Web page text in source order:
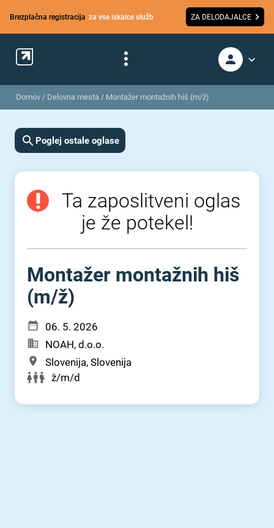
Brezplačna registracija za vse iskalce služb ZA DELODAJALCE
Domov / Delovna mesta / Montažer montažnih hiš (m/ž)
Poglej ostale oglase
Ta zaposlitveni oglas
je že potekel!
Montažer montažnih hiš
(m⁠/⁠ž)
06. 5. 2026
NOAH, d.o.o.
Slovenija, Slovenija
ž/m/d